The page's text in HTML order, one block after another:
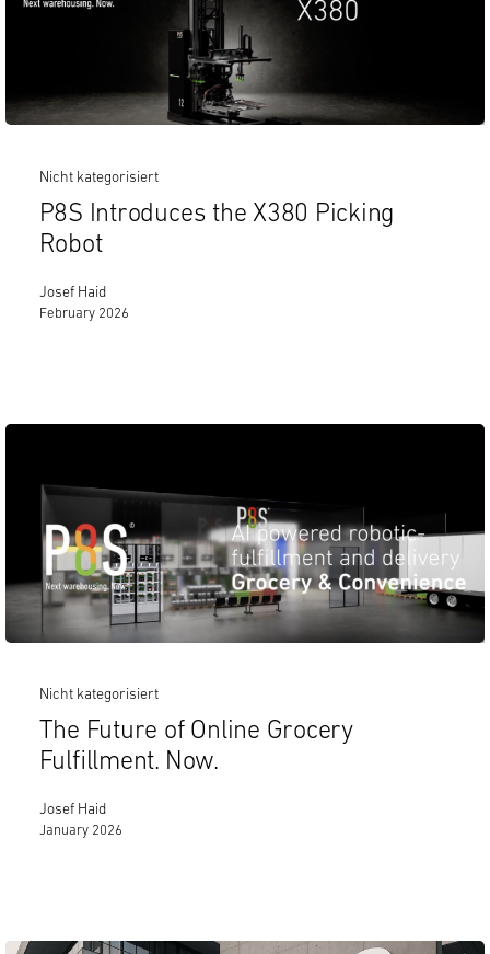
Nicht kategorisiert
P8S Introduces the X380 Picking
Robot
Josef Haid
February 2026
Nicht kategorisiert
The Future of Online Grocery
Fulfillment. Now.
Josef Haid
January 2026